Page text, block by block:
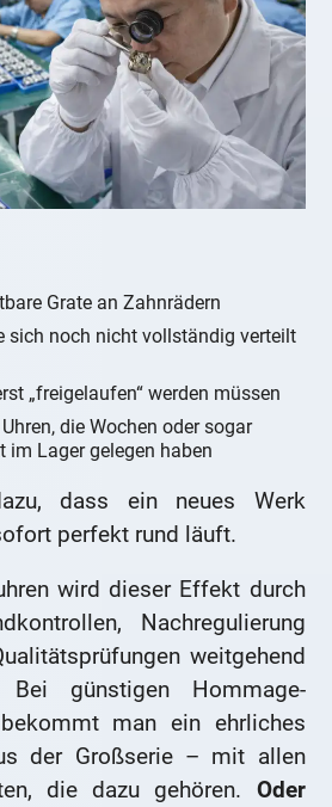
Grate an Zahnrädern
sich noch nicht vollständig verteilt
„freigelaufen“ werden müssen
die Wochen oder sogar
im Lager gelegen haben
dass ein neues Werk
perfekt rund läuft.
wird dieser Effekt durch
Nachregulierung
weitgehend
Bei günstigen Hommage-
man ein ehrliches
der Großserie – mit allen
die dazu gehören. Oder